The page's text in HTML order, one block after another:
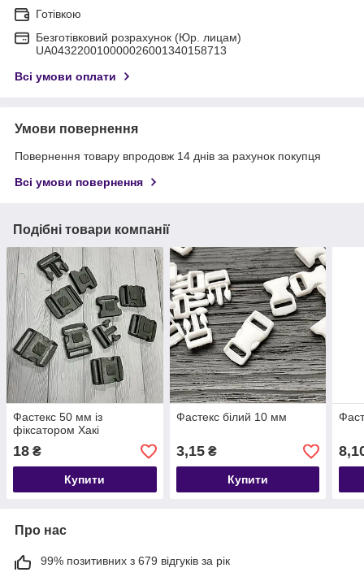
Готівкою
Безготівковий розрахунок (Юр. лицам)
UA043220010000026001340158713
Всі умови оплати
Умови повернення
Повернення товару впродовж 14 днів за рахунок покупця
Всі умови повернення
Подібні товари компанії
Фастекс 50 мм із
фіксатором Хакі
18 ₴
Купити
Фастекс білий 10 мм
3,15₴
Купити
Про нас
99% позитивних з 679 відгуків за рік